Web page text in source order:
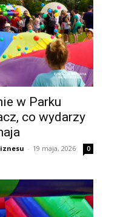
w Parku
co wydarzy
- 19 maja, 2026 0